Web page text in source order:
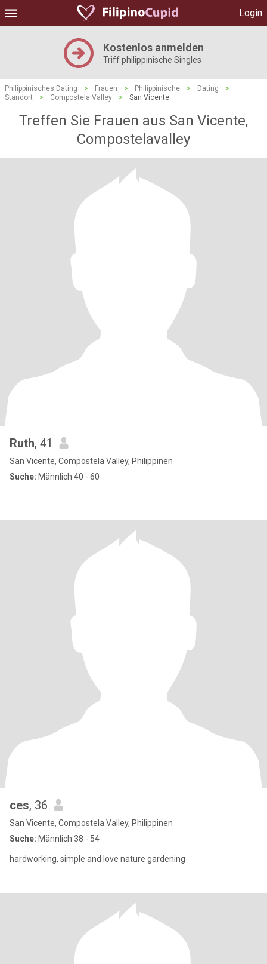
Login
Kostenlos anmelden
Triff philippinische Singles
Philippinisches Dating > Frauen > Philippinische > Dating
>
Standort
> Compostela Valley > San Vicente
Treffen Sie Frauen aus San Vicente,
Compostelavalley
Ruth, 41
San Vicente, Compostela Valley, Philippinen
Suche: Männlich 40 - 60
ces, 36
San Vicente, Compostela Valley, Philippinen
Suche: Männlich 38 - 54
hardworking, simple and love nature gardening